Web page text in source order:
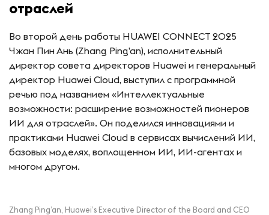
отраслей
Во второй день работы HUAWEI CONNECT 2025
Чжан Пин Ань (Zhang Ping’an), исполнительный
директор совета директоров Huawei и генеральный
директор Huawei Cloud, выступил с программной
речью под названием «Интеллектуальные
возможности: расширение возможностей пионеров
ИИ для отраслей». Он поделился инновациями и
практиками Huawei Cloud в сервисах вычислений ИИ,
базовых моделях, воплощенном ИИ, ИИ-агентах и
многом другом.
Zhang Ping’an, Huawei’s Executive Director of the Board and CEO